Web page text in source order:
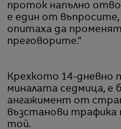
проток напълно
е един от
опитаха да
преговорите.“
Крехкото 14-дневно
миналата седмица, е
ангажимент от
възстанови трафика
той.